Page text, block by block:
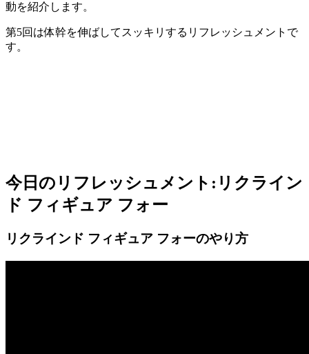
動を紹介します。
第5回は体幹を伸ばしてスッキリするリフレッシュメント で
す。
今日のリフレッシュメント:リクライン
ド フィギュア フォー
リクラインド フィギュア フォーのやり方